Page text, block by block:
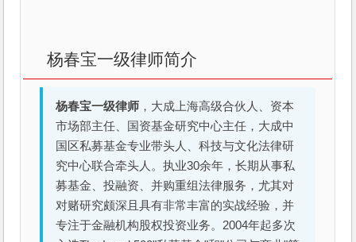
杨春宝一级律师简介
杨春宝一级律师 ，大成上海高级合伙人、资本
市场部主任、国资基金研究中心主任，大成中
国区私募基金专业带头人、科技与文化法律研
究中心联合牵头人。执业30余年，长期从事私
募基金、投融资、并购重组法律服务，尤其对
对赌研究颇深且具有非常丰富的实战经验，并
专注于金融机构股权投资业务。2004年起多次